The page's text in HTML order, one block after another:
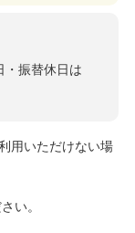
・振替休日は
用いただけない場
い。